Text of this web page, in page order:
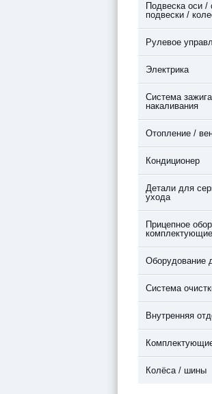
Подвеска оси / система
подвески /
Рулевое
Электрика
Система зажигания /
накаливания
Отопление /
Кондиционер
Детали для сервиса / ТО /
ухода
Прицепное оборудование /
комплектующие
Оборудование
Система
Внутренняя
Колёса / шины